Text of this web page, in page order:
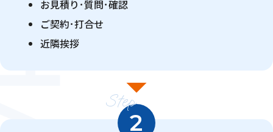
お見積り･質問･確認
ご契約･打合せ
近隣挨拶
Step
2